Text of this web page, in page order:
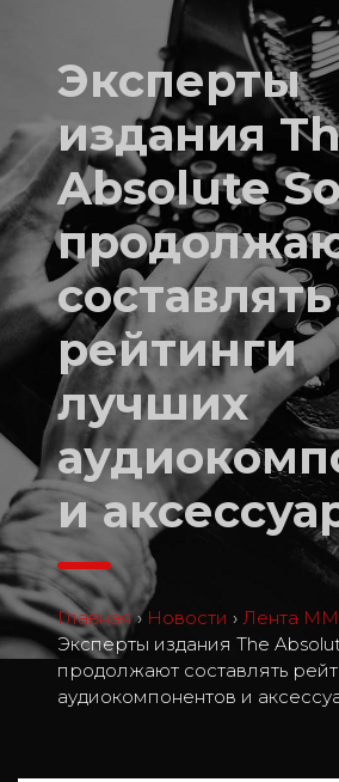
Эксперты
издания
Absolute
составлять
рейтинги
лучших
и
Главная › Новости › Лента
Эксперты издания The
продолжают составлять
аудиокомпонентов и